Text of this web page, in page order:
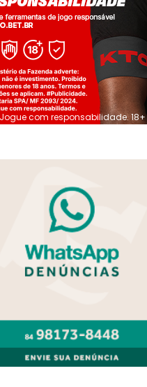
Jogue com responsabilidade. 18+